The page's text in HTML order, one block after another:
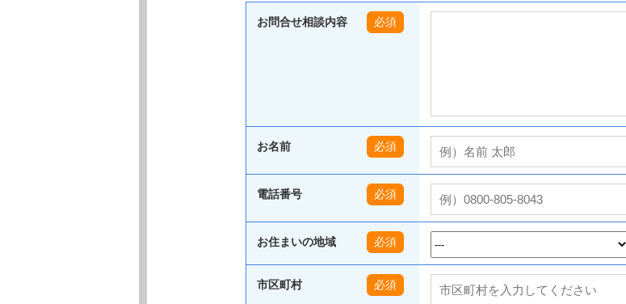
お問合せ相談内容 必須
お名前 必須
電話番号 必須
お住まいの地域 必須
市区町村 必須